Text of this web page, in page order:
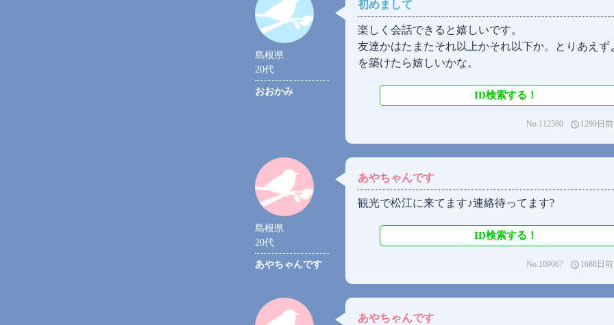
島根県
20代
おおかみ
初めまして
楽しく会話できると嬉しいです。
友達かはたまたそれ以上かそれ以下か。とりあえず
を築けたら嬉しいかな。
ID検索する！
access_time 1299日前
No.112580
島根県
20代
あやちゃんです
あやちゃんです
観光で松江に来てます♪連絡待ってます?
ID検索する！
access_time 1688日前
No.109067
あやちゃんです